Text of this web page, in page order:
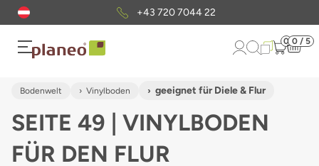
KostenloserMusterversand
0 0 / 5
Bodenwelt Vinylboden geeignet für Diele & Flur
SEITE 49 | VINYLBODEN
FÜR DEN FLUR